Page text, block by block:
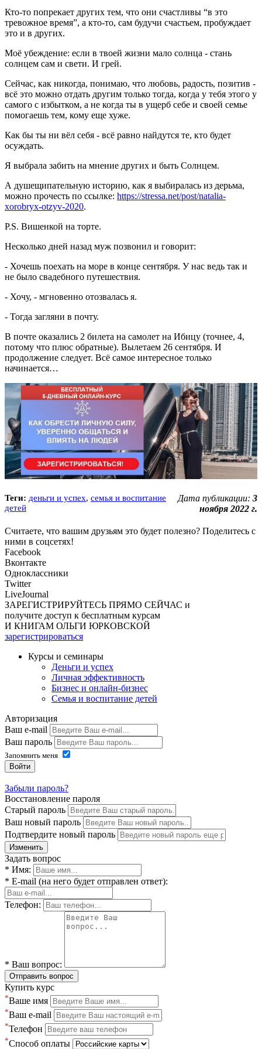
Кто-то попрекает других тем, что они счастливы “в это
тревожное время”, а кто-то, сам будучи счастьем, пробуждает
это и в других.
Моё убеждение: если в твоей жизни мало солнца - стань
солнцем сам и свети. И грей.
Сейчас, как никогда, понимаю, что любовь, радость, позитив -
всё это можно отдать другим только тогда, когда у тебя этого у
самого с избытком, а не когда ты в ущерб себе и своей семье
помогаешь тем, кому еще хуже.
Как бы ты ни вёл себя - всё равно найдутся те, кто будет
осуждать.
Я выбрала забить на мнение других и быть Солнцем.
А душещипательную историю, как я выбиралась из дерьма,
можно прочесть по ссылке: https://stressa.net/post/natalia-
xorobryx-otzyv-2020.
P.S. Вишенкой на торте.
Несколько дней назад муж позвонил и говорит:
- Хочешь поехать на море в конце сентября. У нас ведь так и
не было свадебного путешествия.
- Хочу, - мгновенно отозвалась я.
- Тогда загляни в почту.
В почте оказались 2 билета на самолет на Ибицу (точнее, 4,
потому что плюс обратные). Вылетаем 26 сентября. И
продолжение следует. Всё самое интересное только
начинается…
Теги: деньги и успех, семья и воспитание
детей
Дата публикации: 3
ноября 2022 г.
Считаете, что вашим друзьям это будет полезно? Поделитесь с
ними в соцсетях!
Facebook
Вконтакте
Одноклассники
Twitter
LiveJournal
ЗАРЕГИСТРИРУЙТЕСЬ ПРЯМО СЕЙЧАС и
получите доступ к бесплатным курсам
И КНИГАМ ОЛЬГИ ЮРКОВСКОЙ
зарегистрироваться
Курсы и семинары
Деньги и успех
Личная эффективность
Бизнес и онлайн-бизнес
Семья и воспитание детей
Авторизация
Ваш e-mail
Ваш пароль
Запомнить меня
Войти
Забыли пароль?
Восстановление пароля
Старый пароль
Ваш новый пароль
Подтвердите новый пароль
Изменить
Задать вопрос
* Имя:
* E-mail (на него будет отправлен ответ):
Телефон:
* Ваш вопрос:
Отправить вопрос
Купить курс
*Ваше имя
*Ваш e-mail
*Телефон
*Способ оплаты